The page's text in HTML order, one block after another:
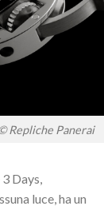
Repliche Panerai
Days,
luce, ha un